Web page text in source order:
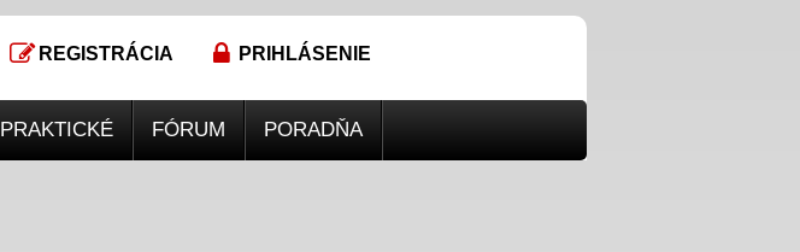
REGISTRÁCIA PRIHLÁSENIE
PRAKTICKÉ FÓRUM PORADŇA